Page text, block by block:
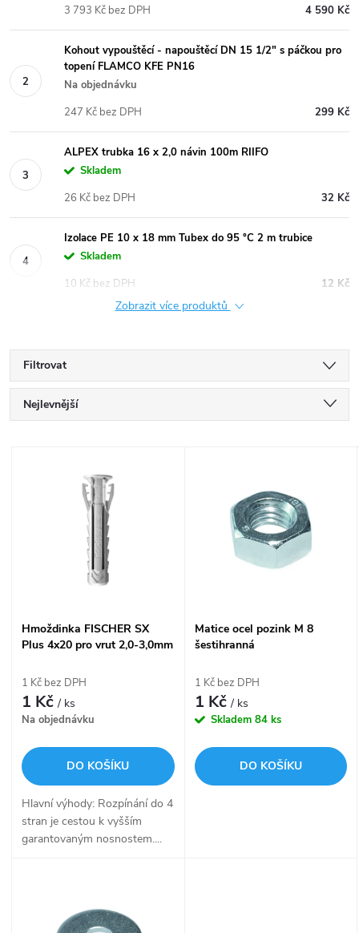
4 590 Kč
3 793 Kč bez DPH
Kohout vypouštěcí - napouštěcí DN 15 1/2" s páčkou pro
topení FLAMCO KFE PN16
Na objednávku
299 Kč
247 Kč bez DPH
ALPEX trubka 16 x 2,0 návin 100m RIIFO
Skladem
32 Kč
26 Kč bez DPH
Izolace PE 10 x 18 mm Tubex do 95 °C 2 m trubice
Skladem
12 Kč
10 Kč bez DPH
Zobrazit více produktů
Filtrovat
Ř
p
o
d
u
k
Nejlevnější
s
o
d
u
Hmoždinka FISCHER SX
Plus 4x20 pro vrut 2,0-3,0mm
1 Kč bez DPH
1 Kč/ ks
Na objednávku
DO KOŠÍKU
Hlavní výhody: Rozpínání do 4
stran je cestou k vyšším
garantovaným nosnostem....
Matice ocel pozink M 8
šestihranná
1 Kč bez DPH
1 Kč/ ks
Skladem 84 ks
DO KOŠÍKU